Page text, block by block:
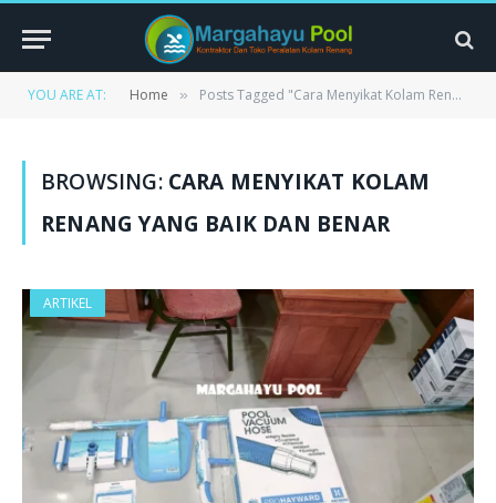
YOU ARE AT: Home » Posts Tagged "Cara Menyikat Kolam Renang Yang Baik dan Benar"
BROWSING: CARA MENYIKAT KOLAM
RENANG YANG BAIK DAN BENAR
ARTIKEL